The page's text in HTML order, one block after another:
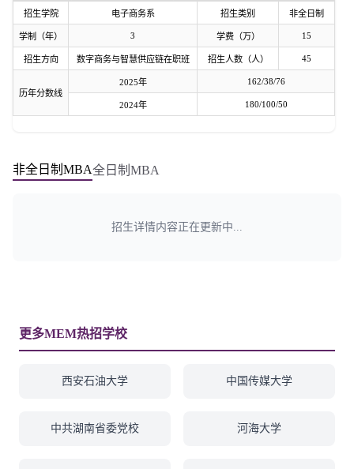
招生学院 电子商务系 招生类别 非全日制
学制（年） 3 学费（万） 15
招生方向 数字商务与智慧供应链在职班 招生人数（人） 45
历年分数线
2025年 162/38/76
2024年 180/100/50
非全日制MBA全日制MBA
招生详情内容正在更新中...
更多MEM热招学校
西安石油大学 中国传媒大学
中共湖南省委党校 河海大学